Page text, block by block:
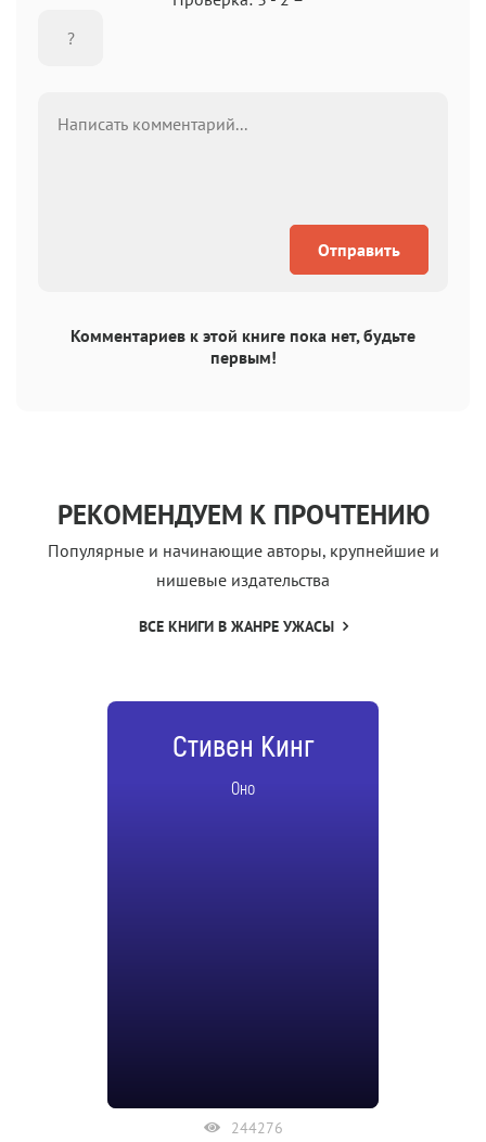
Отправить
Комментариев к этой книге пока нет, будьте
первым!
РЕКОМЕНДУЕМ К ПРОЧТЕНИЮ
Популярные и начинающие авторы, крупнейшие и
нишевые издательства
ВСЕ КНИГИ В ЖАНРЕ УЖАСЫ
Стивен Кинг
Оно
244276